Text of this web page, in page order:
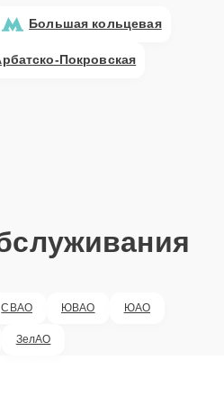
Большая кольцевая
Покровская
СВАО ЮВАО ЮАО
ЗелАО